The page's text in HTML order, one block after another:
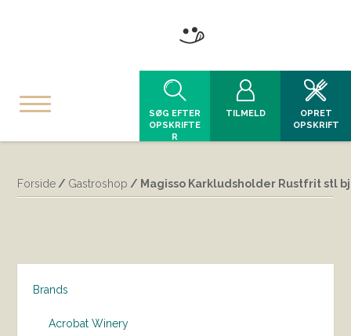
SØG EFTER
OPSKRIFTE
R
TILMELD
OPRET
OPSKRIFT
Forside / Gastroshop / Magisso Karkludsholder Rustfrit stl
Brands
Acrobat Winery